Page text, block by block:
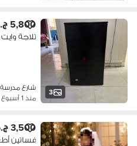
3
5,800 ج.م
تلاجة
شارع مدرسة
منذ 1 أسبوع
3,500 ج.م
فساتين